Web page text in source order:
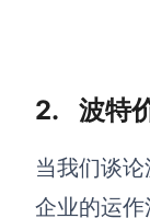
创意与绘图
AI生成流程图
2. 波特
当我们谈
企业的运